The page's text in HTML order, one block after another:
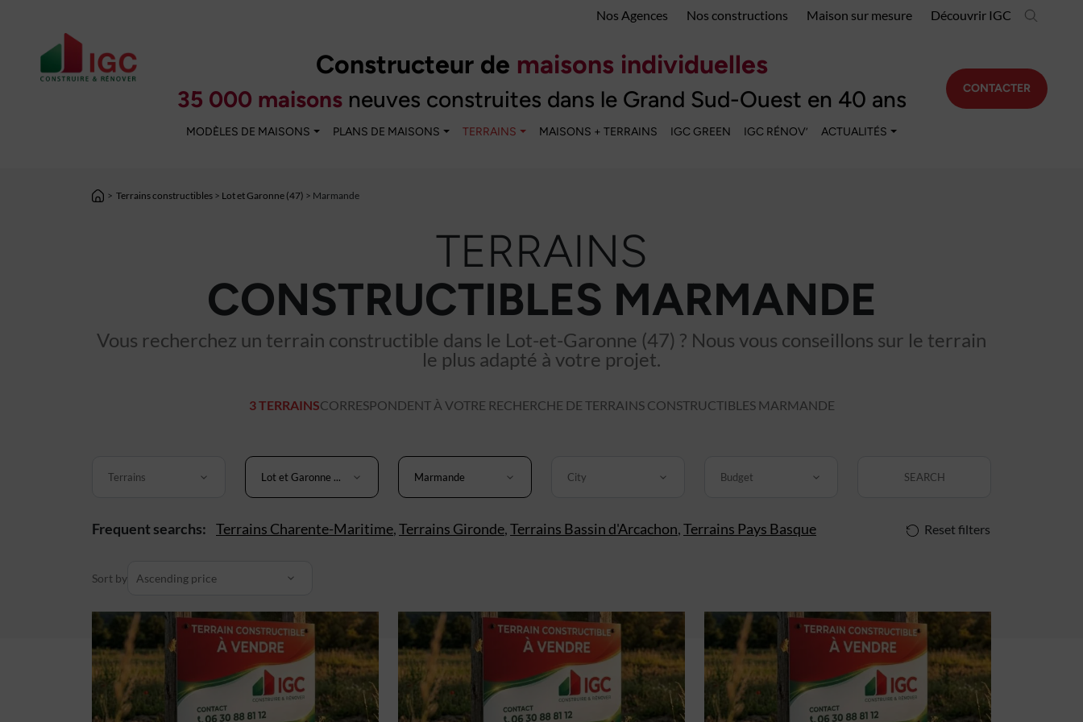
Nos Agences Nos constructions Maison sur mesure Découvrir IGC
Constructeur de maisons individuelles
35 000 maisonsneuves construites dans le Grand Sud-Ouest en 40 ans
MODÈLES DE MAISONS PLANS DE MAISONS TERRAINS MAISONS + TERRAINS IGC GREEN IGC RÉNOV’ ACTUALITÉS
CONTACTER
> Terrains constructibles > Lot et Garonne (47) > Marmande
TERRAINS
CONSTRUCTIBLES MARMANDE
Vous recherchez un terrain constructible dans le Lot-et-Garonne (47) ? Nous vous conseillons sur le terrain
le plus adapté à votre projet.
3 TERRAINSCORRESPONDENT À VOTRE RECHERCHE DE TERRAINS CONSTRUCTIBLES MARMANDE
Terrains Lot et Garonne ... Marmande City Budget SEARCH
Frequent searchs: Terrains Charente-Maritime,Terrains Gironde,Terrains Bassin d'Arcachon,Terrains Pays Basque Reset filters
Sort by Ascending price